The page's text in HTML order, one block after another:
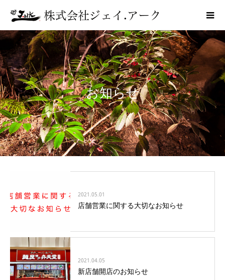
お知らせ
2021.05.01
店舗営業に関する大切なお知らせ
2021.04.05
新店舗開店のお知らせ